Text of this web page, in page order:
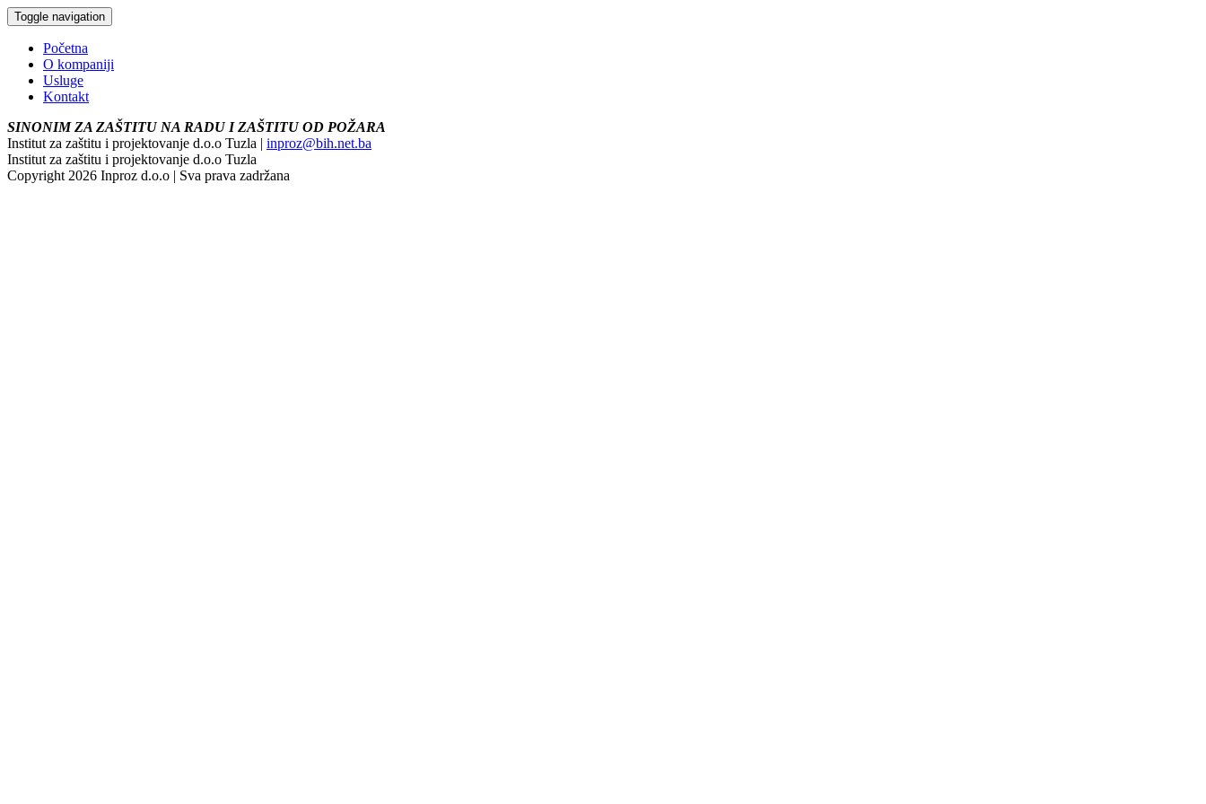
Toggle navigation
Početna
O kompaniji
Usluge
Kontakt
SINONIM ZA ZAŠTITU NA RADU I ZAŠTITU OD POŽARA
Institut za zaštitu i projektovanje d.o.o Tuzla | inproz@bih.net.ba
Institut za zaštitu i projektovanje d.o.o Tuzla
Copyright 2026 Inproz d.o.o | Sva prava zadržana